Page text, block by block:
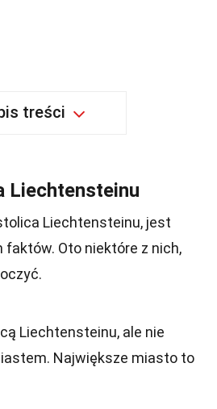
treści
Liechtensteinu
Liechtensteinu, jest
faktów. Oto niektóre z nich,
Liechtensteinu, ale nie
Największe miasto to